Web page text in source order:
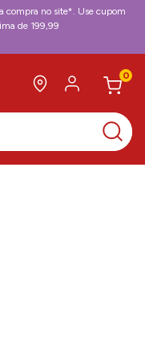
compra no site*. Use cupom
de 199,99
0